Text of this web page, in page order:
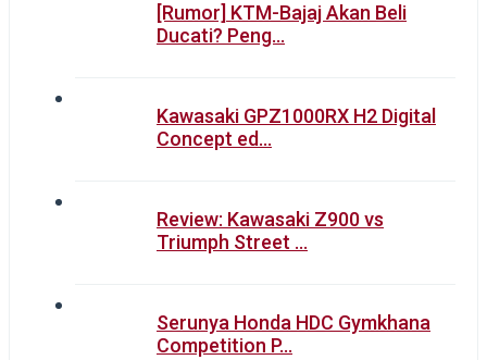
[Rumor] KTM-Bajaj Akan Beli
Ducati? Peng…
Kawasaki GPZ1000RX H2 Digital
Concept ed…
Review: Kawasaki Z900 vs
Triumph Street …
Serunya Honda HDC Gymkhana
Competition P…